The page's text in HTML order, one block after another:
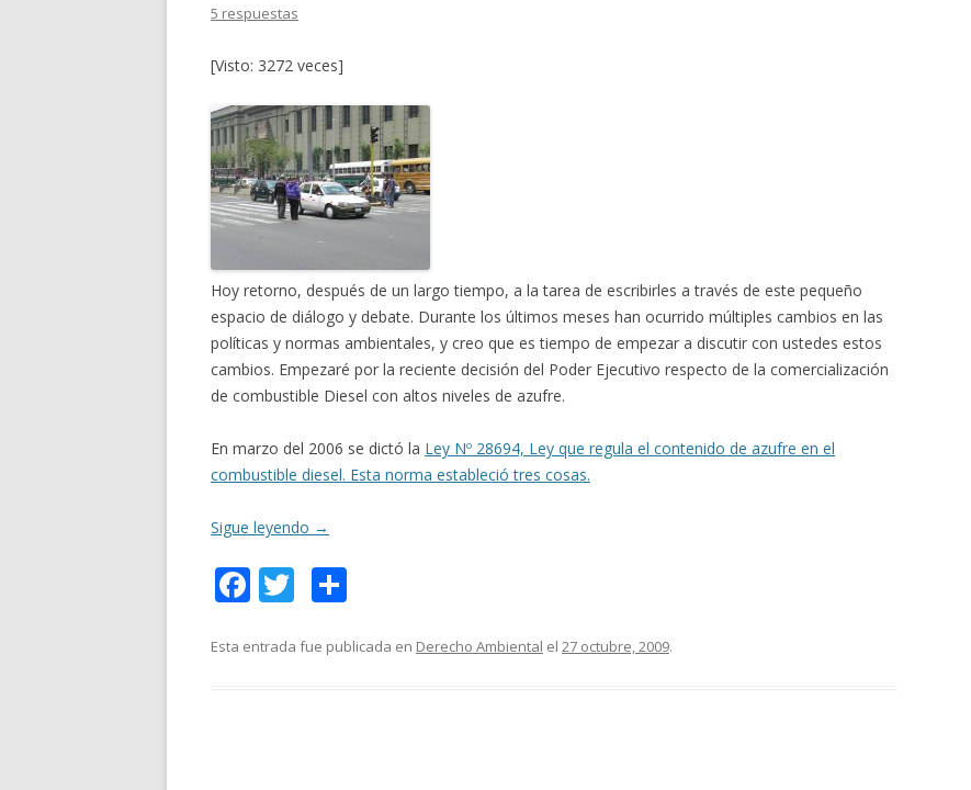
5 respuestas
[Visto: 3272 veces]
Hoy retorno, después de un largo tiempo, a la tarea de escribirles a través de este pequeño
espacio de diálogo y debate. Durante los últimos meses han ocurrido múltiples cambios en las
políticas y normas ambientales, y creo que es tiempo de empezar a discutir con ustedes estos
cambios. Empezaré por la reciente decisión del Poder Ejecutivo respecto de la comercialización
de combustible Diesel con altos niveles de azufre.
En marzo del 2006 se dictó la Ley Nº 28694, Ley que regula el contenido de azufre en el
combustible diesel. Esta norma estableció tres cosas.
Sigue leyendo →
F
e
T
itt m
Esta entrada fue publicada en Derecho Ambiental el 27 octubre, 2009.